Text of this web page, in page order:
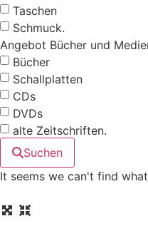
Taschen
Schmuck.
Angebot Bücher und
Bücher
Schallplatten
CDs
DVDs
alte Zeitschriften.
Suchen
It seems we can't find